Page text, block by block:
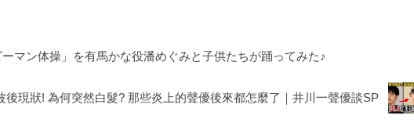
ーマン体操」を有馬かな役潘めぐみと子供たちが踊ってみた♪
後現狀! 為何突然白髮? 那些炎上的聲優後來都怎麼了｜井川一聲優談SP